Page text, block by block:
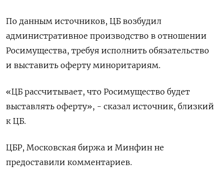
По данным источников, ЦБ возбудил
административное производство в отношении
Росимущества, требуя исполнить обязательство
и выставить оферту миноритариям.
«ЦБ рассчитывает, что Росимущество будет
выставлять оферту», - сказал источник, близкий
к ЦБ.
ЦБР, Московская биржа и Минфин не
предоставили комментариев.